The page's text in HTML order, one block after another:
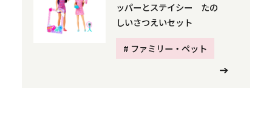
ッパーとステイシー たの
しいさつえいセット
# ファミリー・ペット